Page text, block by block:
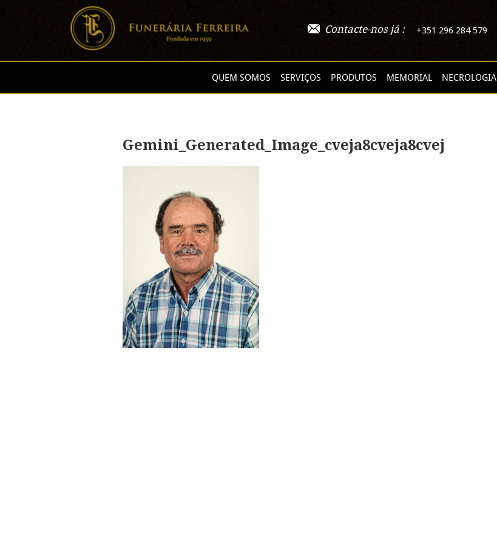
Contacte-nos já : +351 296 284 579
QUEM SOMOS SERVIÇOS PRODUTOS MEMORIAL NECROLOGIA
Gemini_Generated_Image_cveja8cveja8cvej